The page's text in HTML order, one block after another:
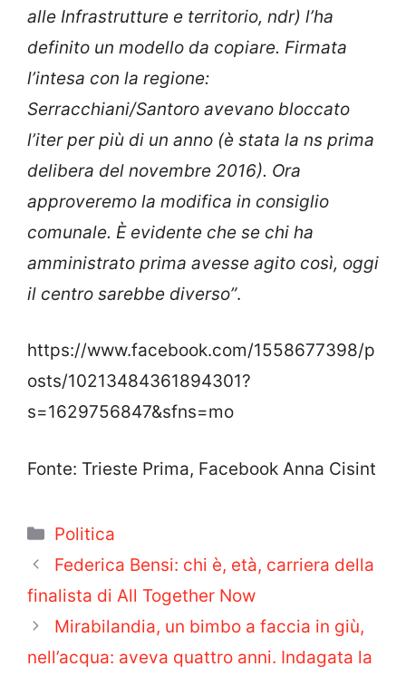
alle Infrastrutture e territorio, ndr) l’ha
definito un modello da copiare. Firmata
l’intesa con la regione:
Serracchiani/Santoro avevano bloccato
l’iter per più di un anno (è stata la ns prima
delibera del novembre 2016). Ora
approveremo la modifica in consiglio
comunale. È evidente che se chi ha
amministrato prima avesse agito così, oggi
il centro sarebbe diverso”.
https://www.facebook.com/1558677398/p
osts/10213484361894301?
s=1629756847&sfns=mo
Fonte: Trieste Prima, Facebook Anna Cisint
Categorie
Politica
Federica Bensi: chi è, età, carriera della
finalista di All Together Now
Mirabilandia, un bimbo a faccia in giù,
nell’acqua: aveva quattro anni. Indagata la